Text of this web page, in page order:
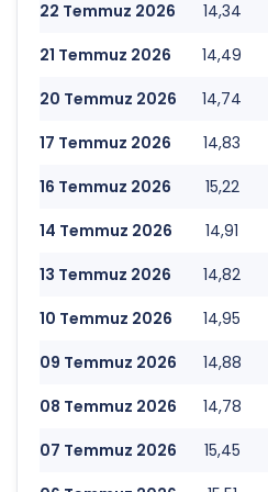
22 Temmuz 2026
14,34
21 Temmuz 2026
14,49
20 Temmuz 2026
14,74
17 Temmuz 2026
14,83
16 Temmuz 2026
15,22
14 Temmuz 2026
14,91
13 Temmuz 2026
14,82
10 Temmuz 2026
14,95
09 Temmuz 2026
14,88
08 Temmuz 2026
14,78
07 Temmuz 2026
15,45